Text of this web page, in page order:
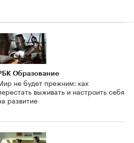
Образование
не будет прежним: как
выживать и настроить себя
развитие